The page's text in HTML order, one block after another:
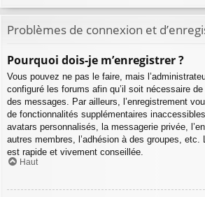
Problèmes de connexion et
Pourquoi dois-je m’enregistrer ?
Vous pouvez ne pas le faire, mais
configuré les forums afin qu’il soit nécessaire de
des messages. Par ailleurs, l’enregistrement
de fonctionnalités supplémentaires
avatars personnalisés, la messagerie privée,
autres membres, l’adhésion à des groupes, etc.
est rapide et vivement conseillée.
Haut